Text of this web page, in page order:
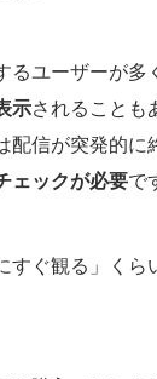
ユーザーが多
示されることも
配信が突発的に
ェックが必要で
すぐ観る」く